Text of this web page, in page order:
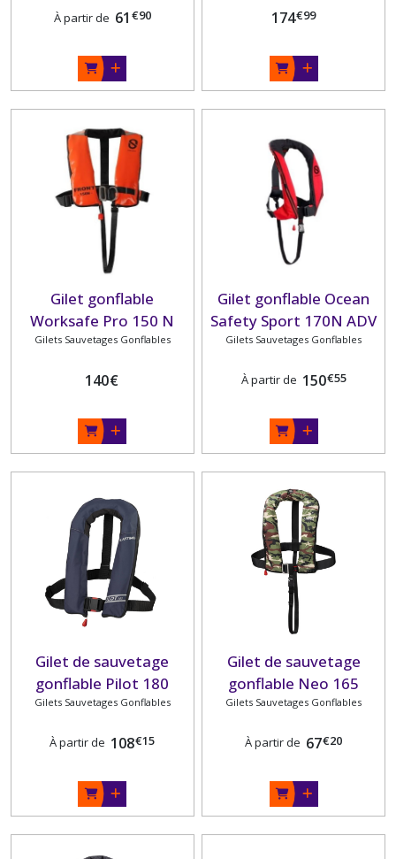
À partir de 61 €90 174€99
Gilet gonflable
Worksafe Pro 150 N
Gilets Sauvetages Gonflables
140€
Gilet gonflable Ocean
Safety Sport 170N ADV
Gilets Sauvetages Gonflables
À partir de 150€55
Gilet de sauvetage
gonflable Pilot 180
PLASTIMO
Gilets Sauvetages Gonflables
À partir de 108€15
Gilet de sauvetage
gonflable Neo 165
Fisherman PLASTIMO
Gilets Sauvetages Gonflables
À partir de 67€20